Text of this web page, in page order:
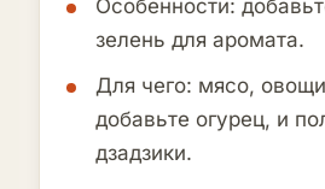
Особенности:
зелень для аромата.
Для чего: мясо,
добавьте огурец, и
дзадзики.